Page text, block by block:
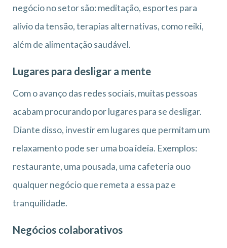
negócio no setor são: meditação, esportes para
alívio da tensão, terapias alternativas, como reiki,
além de alimentação saudável.
Lugares para desligar a mente
Com o avanço das redes sociais, muitas pessoas
acabam procurando por lugares para se desligar.
Diante disso, investir em lugares que permitam um
relaxamento pode ser uma boa ideia. Exemplos:
restaurante, uma pousada, uma cafeteria ouo
qualquer negócio que remeta a essa paz e
tranquilidade.
Negócios colaborativos